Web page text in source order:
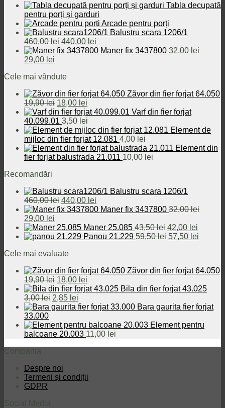
Tabla decupată
pentru porți și garduri
Arcade pentru porți
Balustru scara 1206/1
460,00lei Prețul
inițial
460,00 lei.
440,00 lei
curent
Maner fix 3437800 32,00lei
Prețul
a
32,00 lei.
29,00 lei
este:
Cele mai vândute
Zăvor din fier forjat 64.050
19,90lei Prețul
inițial
a
fost:
19,90 lei.
18,00 lei
curent
este:
18,00 lei.
Varf din fier forjat
40.099.01 3,50 lei
Element de
mijloc din fier forjat 12.081 4,00 lei
Element din
fier forjat balustrada 21.011 10,00 lei
Recomandări
Balustru scara 1206/1
460,00lei Prețul
inițial
fost:
460,00 lei.
440,00 lei
curent
440,00 lei.
Maner fix 3437800 32,00lei
Prețul
inițial
a
32,00 lei.
29,00 lei
curent
este:
Maner 25.085 43,50lei Prețul
inițial
42,00 lei
curent
Panou 21.229 59,50lei Prețul
59,50 lei.
57,50 lei
Cele mai evaluate
Zăvor din fier forjat 64.050
19,90lei Prețul
inițial
a
fost:
18,00 lei
curent
18,00 lei.
Bila din fier forjat 43.025
3,00lei Prețul
inițial
fost:
3,00 lei.
2,85 lei
curent
2,85 lei.
Bara gaurita fier forjat
33.000
Element pentru
balcoane 20.003 11,00 lei
Compania
Despre noi
Termeni și condiții
GDPR
Social Media